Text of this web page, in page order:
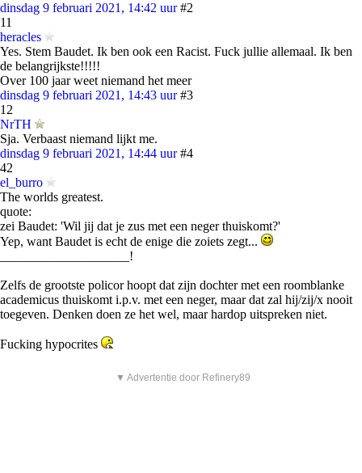
dinsdag 9 februari 2021, 14:42 uur #2
11
heracles
Yes. Stem Baudet. Ik ben ook een Racist. Fuck jullie allemaal. Ik ben
de belangrijkste!!!!!
Over 100 jaar weet niemand het meer
dinsdag 9 februari 2021, 14:43 uur #3
12
NrTH
Sja. Verbaast niemand lijkt me.
dinsdag 9 februari 2021, 14:44 uur #4
42
el_burro
The worlds greatest.
quote:
zei Baudet: 'Wil jij dat je zus met een neger thuiskomt?'
Yep, want Baudet is echt de enige die zoiets zegt...
____________________!
Zelfs de grootste policor hoopt dat zijn dochter met een roomblanke
academicus thuiskomt i.p.v. met een neger, maar dat zal hij/zij/x nooit
toegeven. Denken doen ze het wel, maar hardop uitspreken niet.
Fucking hypocrites
▼ Advertentie door Refinery89